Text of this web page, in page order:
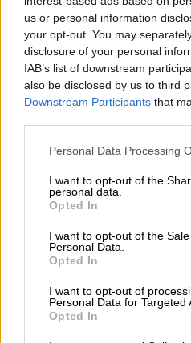
us or personal information
your opt-out. You may
disclosure of your personal
IAB’s list of downstream
also be disclosed by us to third
Downstream Participants that
Please note that this website/
not limited to your visit or usage
grant or deny consent to
use your data for below
consent section.
Personal Data Processing
I want to opt-out of the
personal data.
Opted In
I want to opt-out of the
Personal Data.
Opted In
I want to opt-out of
Personal Data for Targeted
Opted In
Προσθέστε το
Στις 11:00, ο
σε συνεδρίαση του
Συμβουλίου Εθνικής
Μαξίμου.
Τι θα συζητηθεί
ΚΥΣΕΑ συνεδριάζει
πληροφορίες
Ένοπλες Δυνάμεις